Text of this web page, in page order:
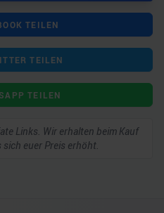
TEILEN
TEILEN
TEILEN
Links. Wir erhalten beim Kauf
euer Preis erhöht.